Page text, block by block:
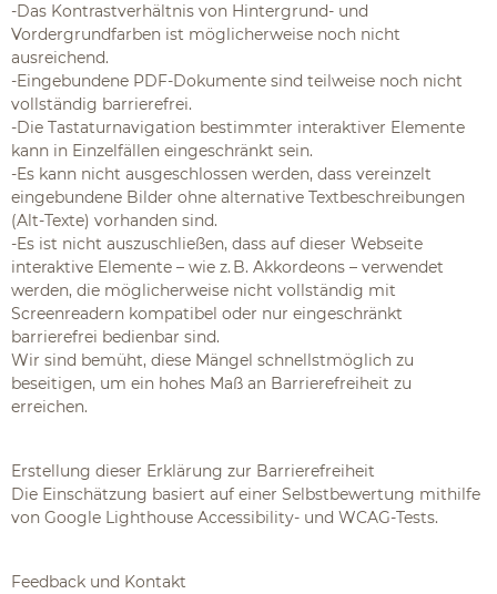
-Das Kontrastverhältnis von Hintergrund- und
Vordergrundfarben ist möglicherweise noch nicht
ausreichend.
-Eingebundene PDF-Dokumente sind teilweise noch nicht
vollständig barrierefrei.
-Die Tastaturnavigation bestimmter interaktiver Elemente
kann in Einzelfällen eingeschränkt sein.
-Es kann nicht ausgeschlossen werden, dass vereinzelt
eingebundene Bilder ohne alternative Textbeschreibungen
(Alt-Texte) vorhanden sind.
-Es ist nicht auszuschließen, dass auf dieser Webseite
interaktive Elemente – wie z. B. Akkordeons – verwendet
werden, die möglicherweise nicht vollständig mit
Screenreadern kompatibel oder nur eingeschränkt
barrierefrei bedienbar sind.
Wir sind bemüht, diese Mängel schnellstmöglich zu
beseitigen, um ein hohes Maß an Barrierefreiheit zu
erreichen.
Erstellung dieser Erklärung zur Barrierefreiheit
Die Einschätzung basiert auf einer Selbstbewertung mithilfe
von Google Lighthouse Accessibility- und WCAG-Tests.
Feedback und Kontakt